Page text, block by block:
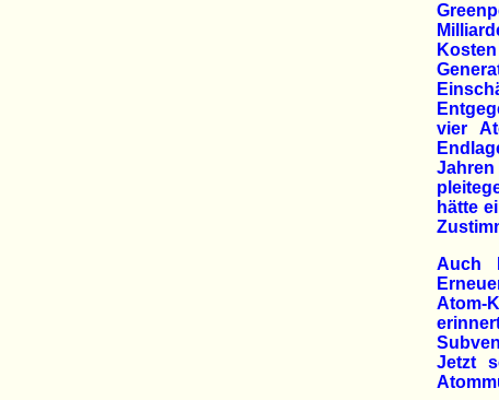
vier
hätte
Auch
Atom-
Jetzt